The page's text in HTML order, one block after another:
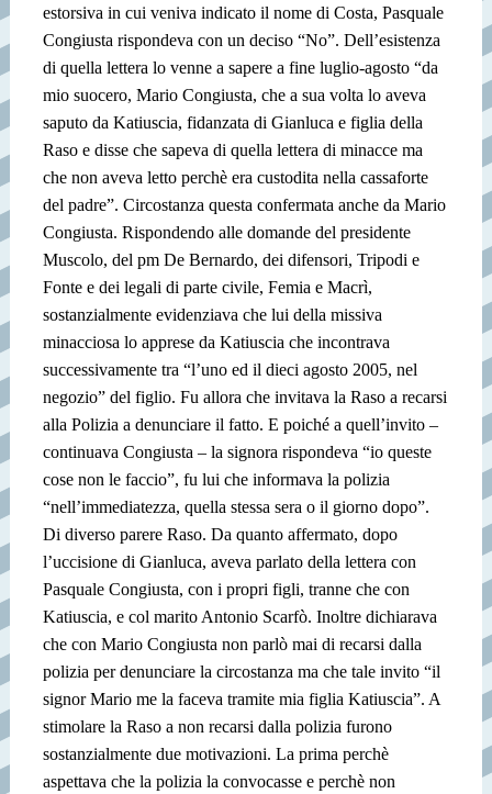
estorsiva in cui veniva indicato il nome di Costa, Pasquale
Congiusta rispondeva con un deciso “No”. Dell’esistenza
di quella lettera lo venne a sapere a fine luglio-agosto “da
mio suocero, Mario Congiusta, che a sua volta lo aveva
saputo da Katiuscia, fidanzata di Gianluca e figlia della
Raso e disse che sapeva di quella lettera di minacce ma
che non aveva letto perchè era custodita nella cassaforte
del padre”. Circostanza questa confermata anche da Mario
Congiusta. Rispondendo alle domande del presidente
Muscolo, del pm De Bernardo, dei difensori, Tripodi e
Fonte e dei legali di parte civile, Femia e Macrì,
sostanzialmente evidenziava che lui della missiva
minacciosa lo apprese da Katiuscia che incontrava
successivamente tra “l’uno ed il dieci agosto 2005, nel
negozio” del figlio. Fu allora che invitava la Raso a recarsi
alla Polizia a denunciare il fatto. E poiché a quell’invito –
continuava Congiusta – la signora rispondeva “io queste
cose non le faccio”, fu lui che informava la polizia
“nell’immediatezza, quella stessa sera o il giorno dopo”.
Di diverso parere Raso. Da quanto affermato, dopo
l’uccisione di Gianluca, aveva parlato della lettera con
Pasquale Congiusta, con i propri figli, tranne che con
Katiuscia, e col marito Antonio Scarfò. Inoltre dichiarava
che con Mario Congiusta non parlò mai di recarsi dalla
polizia per denunciare la circostanza ma che tale invito “il
signor Mario me la faceva tramite mia figlia Katiuscia”. A
stimolare la Raso a non recarsi dalla polizia furono
sostanzialmente due motivazioni. La prima perchè
aspettava che la polizia la convocasse e perchè non